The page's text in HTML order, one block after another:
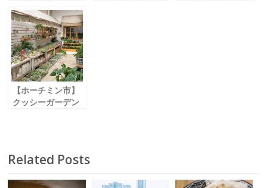
【ホーチミン市】
クッシーガーデン
Related Posts